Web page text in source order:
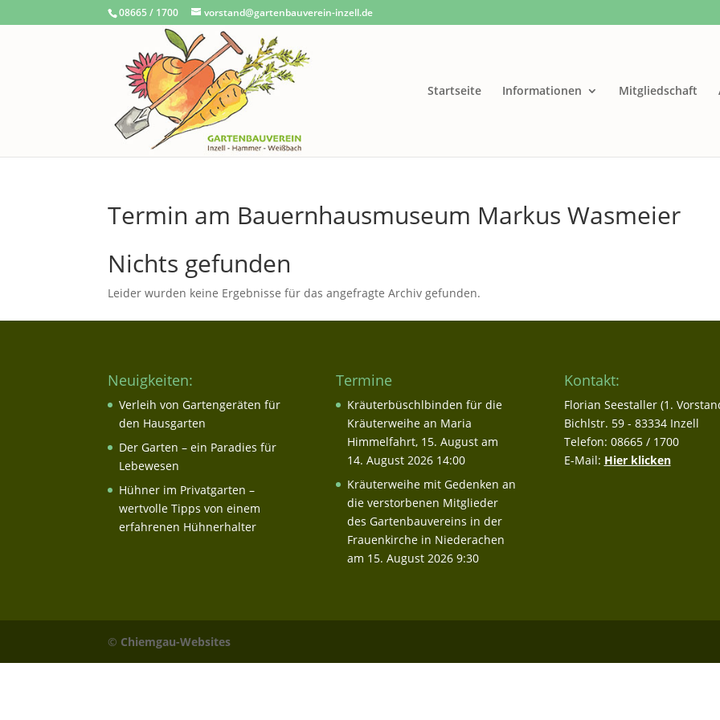
08665 / 1700 vorstand@gartenbauverein-inzell.de
Startseite Informationen Mitgliedschaft
Termin am Bauernhausmuseum Markus Wasmeier
Nichts gefunden
Leider wurden keine Ergebnisse für das angefragte Archiv gefunden.
Neuigkeiten:
Verleih von Gartengeräten für
den Hausgarten
Der Garten – ein Paradies für
Lebewesen
Hühner im Privatgarten –
wertvolle Tipps von einem
erfahrenen Hühnerhalter
Termine
Kräuterbüschlbinden für die
Kräuterweihe an Maria
Himmelfahrt, 15. Augustam
14. August 2026 14:00
Kräuterweihe mit Gedenken an
die verstorbenen Mitglieder
des Gartenbauvereins in der
Frauenkirche in Niederachen
am 15. August 2026 9:30
Kontakt:
Florian Seestaller (1.
Bichlstr. 59 - 83334 Inzell
Telefon: 08665 / 1700
E-Mail: Hier klicken
© Chiemgau-Websites